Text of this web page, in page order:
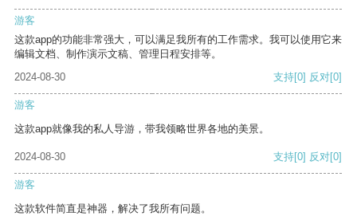
游客
这款app的功能非常强大，可以满足我所有的工作需求。我可以使用它来
编辑文档、制作演示文稿、管理日程安排等。
2024-08-30
支持[0] 反对[0]
游客
这款app就像我的私人导游，带我领略世界各地的美景。
2024-08-30 支持[0] 反对[0]
游客
这款软件简直是神器，解决了我所有问题。